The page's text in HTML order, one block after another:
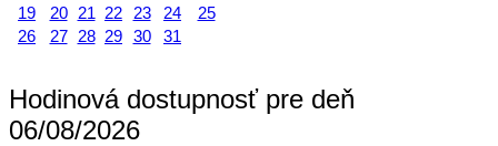
19
20 21 22 23 24
25
26
27 28 29 30 31
Hodinová dostupnosť pre deň
06/08/2026